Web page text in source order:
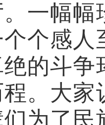
一幅
个感
的斗争
。大
为了民